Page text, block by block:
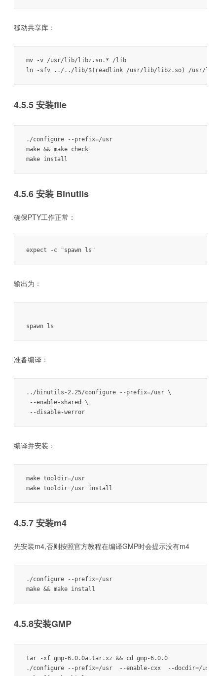
移动共享库：
mv -v /usr/lib/libz.so.* /lib
4.5.5 安装file
./configure --prefix=/usr
make && make check
4.5.6 安装 Binutils
确保PTY工作正常：
expect -c "spawn ls"
输出为：
spawn ls
准备编译：
../binutils-2.25/configure --prefix=/usr \
--enable-shared \
--disable-werror
编译并安装：
make tooldir=/usr
make tooldir=/usr install
4.5.7 安装m4
先安装m4,否则按照官方教程在编译GMP时会提示没有m4
./configure --prefix=/usr
4.5.8安装GMP
tar -xf gmp-6.0.0a.tar.xz && cd gmp-6.0.0
./configure --prefix=/usr  --enable-cxx  --docdir=/usr/